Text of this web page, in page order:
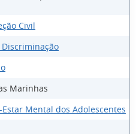
Civil
Marinhas
Mental dos Adolescentes